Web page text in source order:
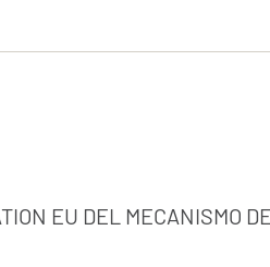
EU DEL MECANISMO